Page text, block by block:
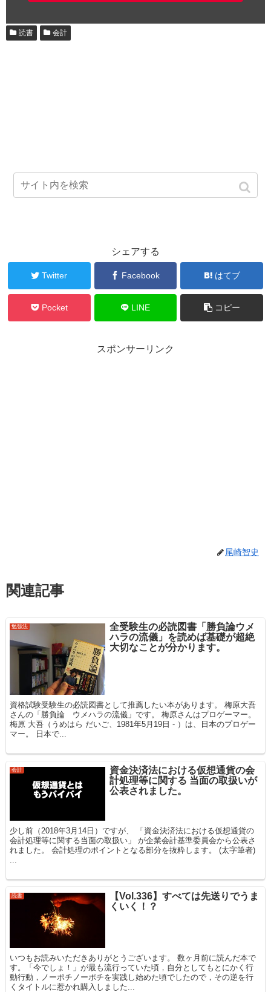
読書 会計
シェアする
Twitter Facebook はてブ
Pocket LINE コピー
スポンサーリンク
尾崎智史
関連記事
勉強法
全受験生の必読図書「勝負論ウメ
ハラの流儀」を読めば基礎が超絶
大切なことが分かります。
資格試験受験生の必読図書として推薦したい本があります。 梅原大吾
さんの「勝負論 ウメハラの流儀」です。 梅原さんはプロゲーマー。
梅原 大吾（うめはら だいご、1981年5月19日 - ）は、日本のプロゲー
マー。 日本で...
会計
資金決済法における仮想通貨の会
計処理等に関する 当面の取扱いが
公表されました。
少し前（2018年3月14日）ですが、 「資金決済法における仮想通貨の
会計処理等に関する当面の取扱い」 が企業会計基準委員会から公表さ
れました。 会計処理のポイントとなる部分を抜粋します。 (太字筆者)
読書
【Vol.336】すべては先送りでうま
くいく！？
いつもお読みいただきありがとうございます。 数ヶ月前に読んだ本で
す。「今でしょ！」が最も流行っていた頃，自分としてもとにかく行
動行動，ノーポチノーポチを実践し始めた頃でしたので，その逆を行
くタイトルに惹かれ購入しました...